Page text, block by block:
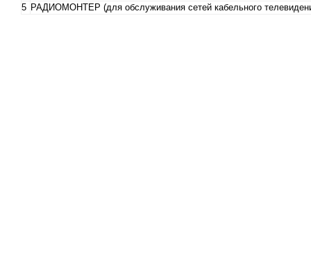
5 РАДИОМОНТЕР (для обслуживания сетей кабельного